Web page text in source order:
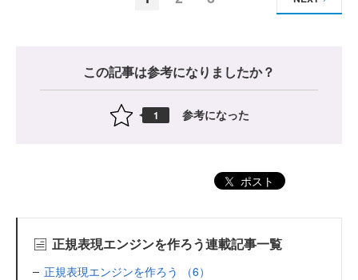
この記事は参考になりましたか？
1 参考になった
ポスト
正規表現エンジンを作ろう連載記事一覧
正規表現エンジンを作ろう （6）